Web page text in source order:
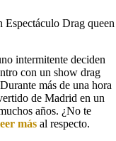
Drag queen
intermitente deciden
con un show drag
más de una hora
de Madrid en un
años. ¿No te
más al respecto.